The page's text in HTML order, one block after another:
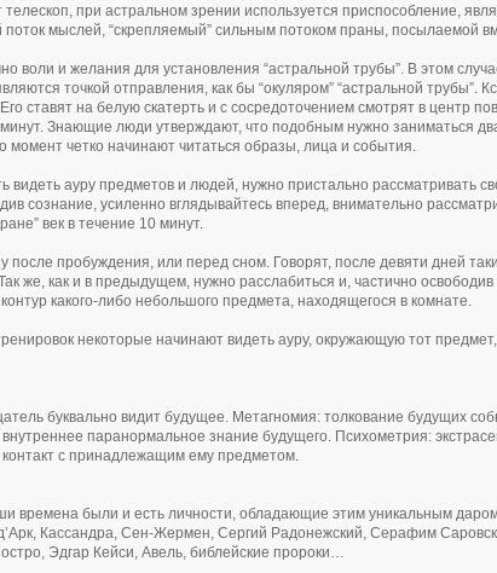
телескоп, при астральном зрении используется приспособление,
мыслей, “скрепляемый” сильным потоком праны, посылаемой
воли и желания для установления “астральной трубы”. В этом
точкой отправления, как бы “окуляром” “астральной трубы”.
ставят на белую скатерть и с сосредоточением смотрят в центр
минут. Знающие люди утверждают, что подобным нужно заниматься
момент четко начинают читаться образы, лица и события.
видеть ауру предметов и людей, нужно пристально рассматривать
сознание, усиленно вглядывайтесь вперед, внимательно
век в течение 10 минут.
после пробуждения, или перед сном. Говорят, после девяти дней
же, как и в предыдущем, нужно расслабиться и, частично освободив
какого-либо небольшого предмета, находящегося в комнате.
некоторые начинают видеть ауру, окружающую тот
буквально видит будущее. Метагномия: толкование будущих
паранормальное знание будущего. Психометрия:
с принадлежащим ему предметом.
времена были и есть личности, обладающие этим уникальным
Кассандра, Сен-Жермен, Сергий Радонежский, Серафим
Эдгар Кейси, Авель, библейские пророки…